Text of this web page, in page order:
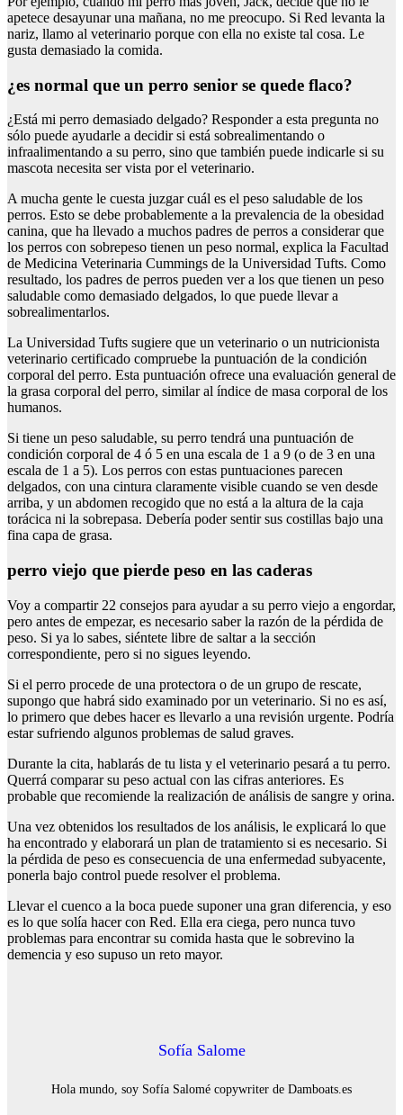
apetece desayunar una mañana, no me preocupo. Si Red levanta la
nariz, llamo al veterinario porque con ella no existe tal cosa. Le
gusta demasiado la comida.
¿es normal que un perro senior se quede flaco?
¿Está mi perro demasiado delgado? Responder a esta pregunta no
sólo puede ayudarle a decidir si está sobrealimentando o
infraalimentando a su perro, sino que también puede indicarle si su
mascota necesita ser vista por el veterinario.
A mucha gente le cuesta juzgar cuál es el peso saludable de los
perros. Esto se debe probablemente a la prevalencia de la obesidad
canina, que ha llevado a muchos padres de perros a considerar que
los perros con sobrepeso tienen un peso normal, explica la Facultad
de Medicina Veterinaria Cummings de la Universidad Tufts. Como
resultado, los padres de perros pueden ver a los que tienen un peso
saludable como demasiado delgados, lo que puede llevar a
sobrealimentarlos.
La Universidad Tufts sugiere que un veterinario o un nutricionista
veterinario certificado compruebe la puntuación de la condición
corporal del perro. Esta puntuación ofrece una evaluación general de
la grasa corporal del perro, similar al índice de masa corporal de los
humanos.
Si tiene un peso saludable, su perro tendrá una puntuación de
condición corporal de 4 ó 5 en una escala de 1 a 9 (o de 3 en una
escala de 1 a 5). Los perros con estas puntuaciones parecen
delgados, con una cintura claramente visible cuando se ven desde
arriba, y un abdomen recogido que no está a la altura de la caja
torácica ni la sobrepasa. Debería poder sentir sus costillas bajo una
fina capa de grasa.
perro viejo que pierde peso en las caderas
Voy a compartir 22 consejos para ayudar a su perro viejo a engordar,
pero antes de empezar, es necesario saber la razón de la pérdida de
peso. Si ya lo sabes, siéntete libre de saltar a la sección
correspondiente, pero si no sigues leyendo.
Si el perro procede de una protectora o de un grupo de rescate,
supongo que habrá sido examinado por un veterinario. Si no es así,
lo primero que debes hacer es llevarlo a una revisión urgente. Podría
estar sufriendo algunos problemas de salud graves.
Durante la cita, hablarás de tu lista y el veterinario pesará a tu perro.
Querrá comparar su peso actual con las cifras anteriores. Es
probable que recomiende la realización de análisis de sangre y orina.
Una vez obtenidos los resultados de los análisis, le explicará lo que
ha encontrado y elaborará un plan de tratamiento si es necesario. Si
la pérdida de peso es consecuencia de una enfermedad subyacente,
ponerla bajo control puede resolver el problema.
Llevar el cuenco a la boca puede suponer una gran diferencia, y eso
es lo que solía hacer con Red. Ella era ciega, pero nunca tuvo
problemas para encontrar su comida hasta que le sobrevino la
demencia y eso supuso un reto mayor.
Sofía Salome
Hola mundo, soy Sofía Salomé copywriter de Damboats.es